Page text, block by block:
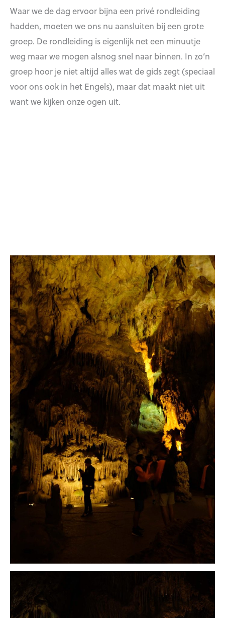
Waar we de dag ervoor bijna een privé rondleiding
hadden, moeten we ons nu aansluiten bij een grote
groep. De rondleiding is eigenlijk net een minuutje
weg maar we mogen alsnog snel naar binnen. In zo’n
groep hoor je niet altijd alles wat de gids zegt (speciaal
voor ons ook in het Engels), maar dat maakt niet uit
want we kijken onze ogen uit.